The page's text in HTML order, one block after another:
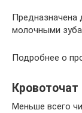
Предназначена
молочными
Подробнее о
Меньше всего